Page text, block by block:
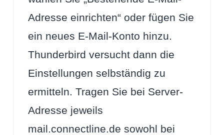
Adresse einrichten“ oder fügen Sie
ein neues E-Mail-Konto hinzu.
Thunderbird versucht dann die
Einstellungen selbständig zu
ermitteln. Tragen Sie bei Server-
Adresse jeweils
mail.connectline.de sowohl bei